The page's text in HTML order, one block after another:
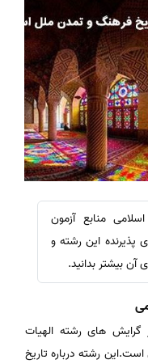
منابع آزمون
پذیرنده این رشته و
بیشتر بدانید.
های رشته الهیات
رشته درباره تاریخ